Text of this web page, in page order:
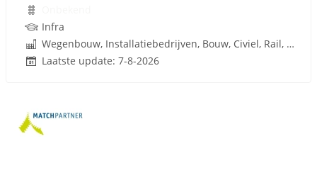
Infra
Wegenbouw, Installatiebedrijven, Bouw, Civiel, Rail, Infrastructuren
Laatste update: 7-8-2026